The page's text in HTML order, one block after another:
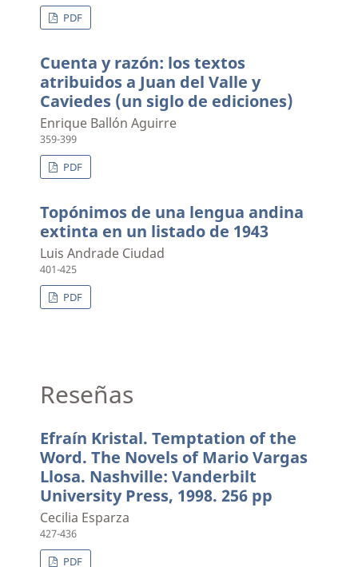
PDF
Cuenta y razón: los textos
atribuidos a Juan del Valle y
Caviedes (un siglo de ediciones)
Enrique Ballón Aguirre
359-399
PDF
Topónimos de una lengua andina
extinta en un listado de 1943
Luis Andrade Ciudad
401-425
PDF
Reseñas
Efraín Kristal. Temptation of the
Word. The Novels of Mario Vargas
Llosa. Nashville: Vanderbilt
University Press, 1998. 256 pp
Cecilia Esparza
427-436
PDF